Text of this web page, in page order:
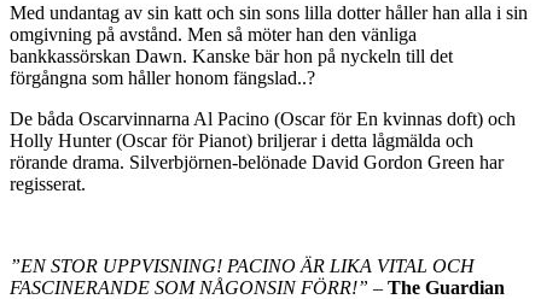
Med undantag av sin katt och sin sons lilla dotter håller han alla i sin
omgivning på avstånd. Men så möter han den vänliga
bankkassörskan Dawn. Kanske bär hon på nyckeln till det
förgångna som håller honom fängslad..?
De båda Oscarvinnarna Al Pacino (Oscar för En kvinnas doft) och
Holly Hunter (Oscar för Pianot) briljerar i detta lågmälda och
rörande drama. Silverbjörnen-belönade David Gordon Green har
regisserat.
”EN STOR UPPVISNING! PACINO ÄR LIKA VITAL OCH
FASCINERANDE SOM NÅGONSIN FÖRR!” – The Guardian